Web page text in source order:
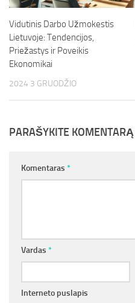
Vidutinis Darbo Užmokestis
Lietuvoje: Tendencijos,
Priežastys ir Poveikis
Ekonomikai
2024 3 GRUODŽIO
PARAŠYKITE KOMENTARĄ
Komentaras *
Vardas *
Interneto puslapis